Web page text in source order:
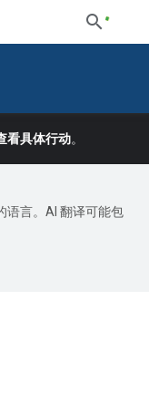
看具体行动。
语言。AI 翻译可能包